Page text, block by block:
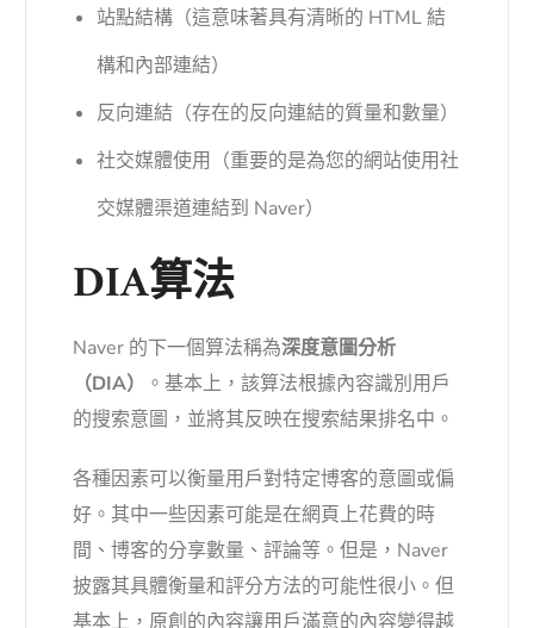
站點結構（這意味著具有清晰的 HTML 結
構和內部連結）
反向連結（存在的反向連結的質量和數量）
社交媒體使用（重要的是為您的網站使用社
交媒體渠道連結到 Naver）
DIA算法
Naver 的下一個算法稱為深度意圖分析
（DIA）
。基本上，該算法根據內容識別用戶
的搜索意圖，並將其反映在搜索結果排名中。
各種因素可以衡量用戶對特定博客的意圖或偏
好。其中一些因素可能是在網頁上花費的時
間、博客的分享數量、評論等。但是，Naver
披露其具體衡量和評分方法的可能性很小。但
基本上，原創的內容讓用戶滿意的內容變得越